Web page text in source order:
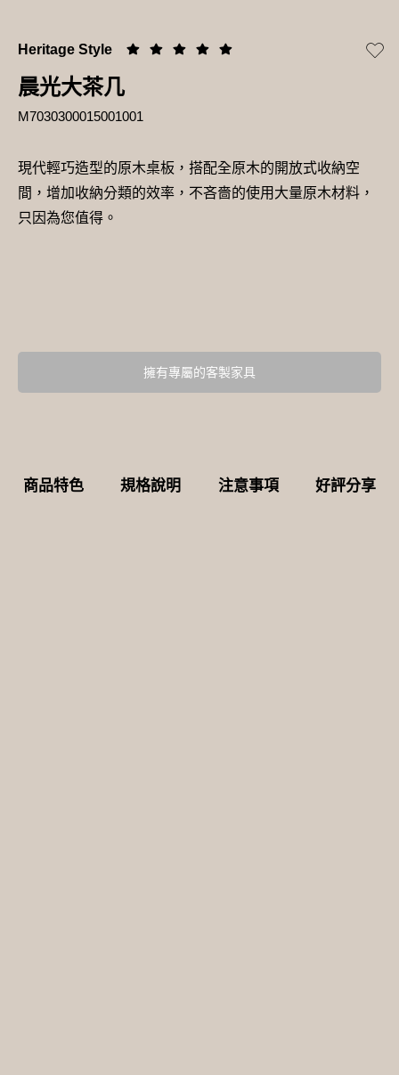
Heritage Style
晨光大茶几
M7030300015001001
現代輕巧造型的原木桌板，搭配全原木的開放式收納空
間，增加收納分類的效率，不吝嗇的使用大量原木材料，
只因為您值得。
擁有專屬的客製家具
商品特色 規格說明 注意事項 好評分享